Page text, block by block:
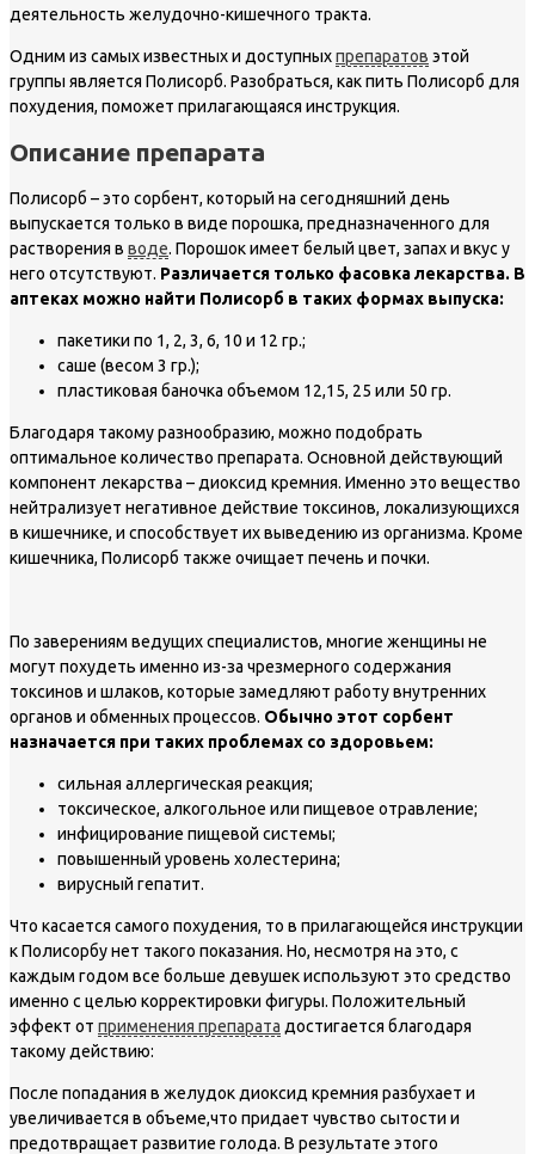
деятельность желудочно-кишечного тракта.
Одним из самых известных и доступныхпрепаратов этой
группы является Полисорб. Разобраться, как пить Полисорб для
похудения, поможет прилагающаяся инструкция.
Описание препарата
Полисорб – это сорбент, который на сегодняшний день
выпускается только в виде порошка, предназначенного для
растворения в воде. Порошок имеет белый цвет, запах и вкус у
него отсутствуют. Различается только фасовка лекарства. В
аптеках можно найти Полисорб в таких формах выпуска:
пакетики по 1, 2, 3, 6, 10 и 12 гр.;
саше (весом 3 гр.);
пластиковая баночка объемом 12,15, 25 или 50 гр.
Благодаря такому разнообразию, можно подобрать
оптимальное количество препарата. Основной действующий
компонент лекарства – диоксид кремния. Именно это вещество
нейтрализует негативное действие токсинов, локализующихся
в кишечнике, и способствует их выведению из организма. Кроме
кишечника, Полисорб также очищает печень и почки.
По заверениям ведущих специалистов, многие женщины не
могут похудеть именно из-за чрезмерного содержания
токсинов и шлаков, которые замедляют работу внутренних
органов и обменных процессов. Обычно этот сорбент
назначается при таких проблемах со здоровьем:
сильная аллергическая реакция;
токсическое, алкогольное или пищевое отравление;
инфицирование пищевой системы;
повышенный уровень холестерина;
вирусный гепатит.
Что касается самого похудения, то в прилагающейся инструкции
к Полисорбу нет такого показания. Но, несмотря на это, с
каждым годом все больше девушек используют это средство
именно с целью корректировки фигуры. Положительный
эффект от применения препарата достигается благодаря
такому действию:
После попадания в желудок диоксид кремния разбухает и
увеличивается в объеме,что придает чувство сытости и
предотвращает развитие голода. В результате этого